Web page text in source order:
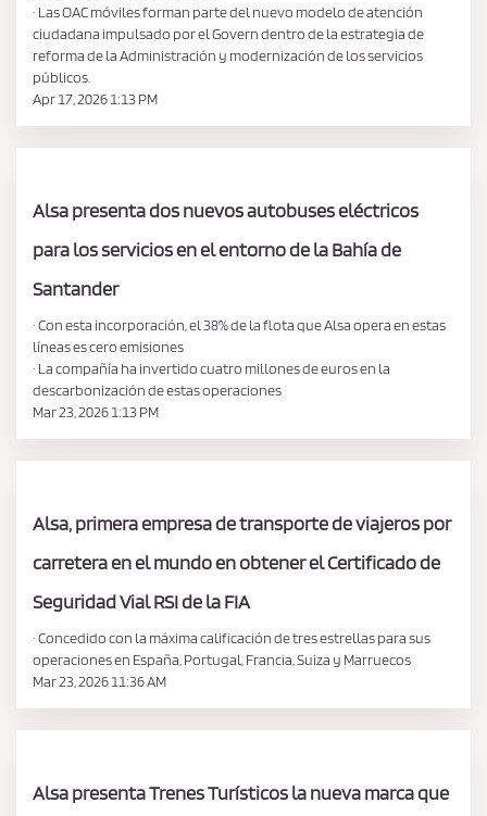
· Las OAC móviles forman parte del nuevo modelo de atención
ciudadana impulsado por el Govern dentro de la estrategia de
reforma de la Administración y modernización de los servicios
públicos.
Apr 17, 2026 1:13 PM
Alsa presenta dos nuevos autobuses eléctricos
para los servicios en el entorno de la Bahía de
Santander
· Con esta incorporación, el 38% de la flota que Alsa opera en estas
líneas es cero emisiones
· La compañía ha invertido cuatro millones de euros en la
descarbonización de estas operaciones
Mar 23, 2026 1:13 PM
Alsa, primera empresa de transporte de viajeros por
carretera en el mundo en obtener el Certificado de
Seguridad Vial RSI de la FIA
· Concedido con la máxima calificación de tres estrellas para sus
operaciones en España, Portugal, Francia, Suiza y Marruecos
Mar 23, 2026 11:36 AM
Alsa presenta Trenes Turísticos la nueva marca que